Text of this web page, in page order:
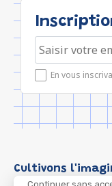
Continuer sans
En vous
Cultivons